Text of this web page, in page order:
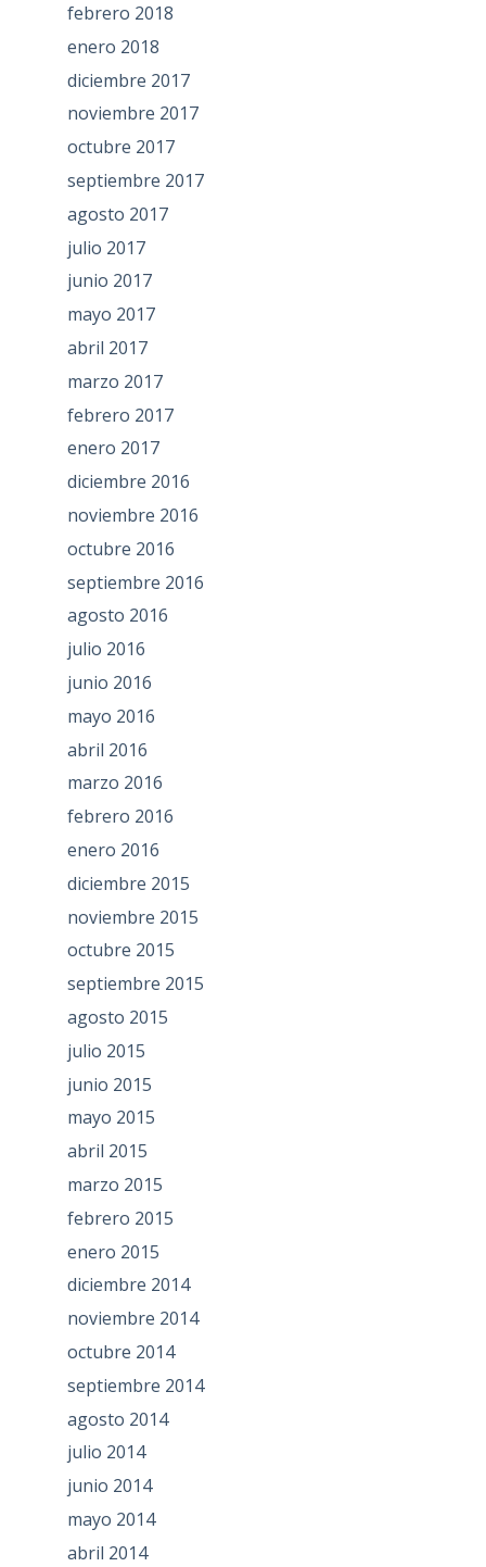
febrero 2018
enero 2018
diciembre 2017
noviembre 2017
octubre 2017
septiembre 2017
agosto 2017
julio 2017
junio 2017
mayo 2017
abril 2017
marzo 2017
febrero 2017
enero 2017
diciembre 2016
noviembre 2016
octubre 2016
septiembre 2016
agosto 2016
julio 2016
junio 2016
mayo 2016
abril 2016
marzo 2016
febrero 2016
enero 2016
diciembre 2015
noviembre 2015
octubre 2015
septiembre 2015
agosto 2015
julio 2015
junio 2015
mayo 2015
abril 2015
marzo 2015
febrero 2015
enero 2015
diciembre 2014
noviembre 2014
octubre 2014
septiembre 2014
agosto 2014
julio 2014
junio 2014
mayo 2014
abril 2014